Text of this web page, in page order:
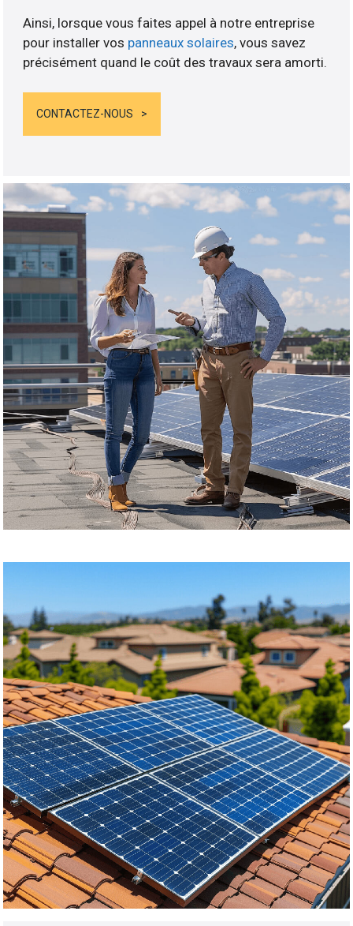
Ainsi, lorsque vous faites appel à notre entreprise
pour installer vos panneaux solaires, vous savez
précisément quand le coût des travaux sera amorti.
CONTACTEZ-NOUS